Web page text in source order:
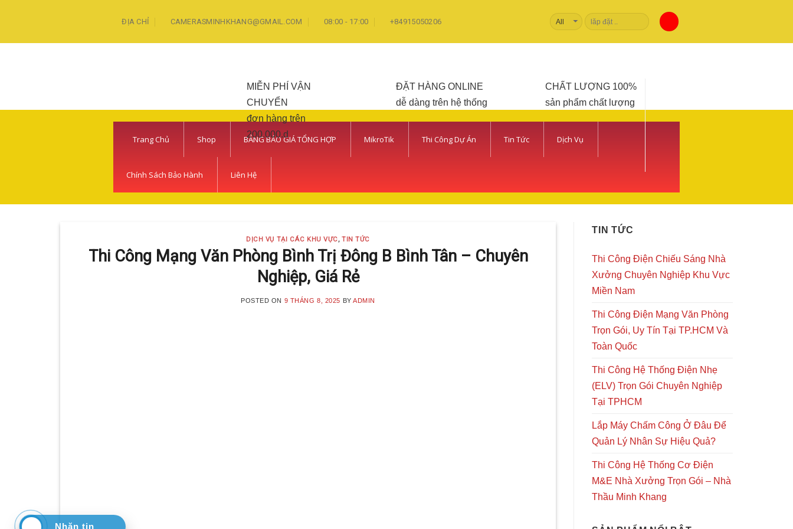
ĐỊA CHỈ CAMERASMINHKHANG@GMAIL.COM 08:00 - 17:00 +84915050206
Tìm
kiếm:
MIỄN PHÍ VẬN
CHUYỂN
đơn hàng trên
200.000.d
ĐẶT HÀNG ONLINE
dễ dàng trên hệ thống
CHẤT LƯỢNG 100%
sản phẩm chất lượng
Trang Chủ Shop BẢNG BÁO GIÁ TỔNG HỢP MikroTik Thi Công Dự Án Tin Tức Dịch Vụ
Chính Sách Bảo Hành Liên Hệ
DỊCH VỤ TẠI CÁC KHU VỰC,TIN TỨC
Thi Công Mạng Văn Phòng Bình Trị Đông B Bình Tân – Chuyên
Nghiệp, Giá Rẻ
POSTED ON 9 THÁNG 8, 2025 BYADMIN
TIN TỨC
Thi Công Điện Chiếu Sáng Nhà
Xưởng Chuyên Nghiệp Khu Vực
Miền Nam
Thi Công Điện Mạng Văn Phòng
Trọn Gói, Uy Tín Tại TP.HCM Và
Toàn Quốc
Thi Công Hệ Thống Điện Nhẹ
(ELV) Trọn Gói Chuyên Nghiệp
Tại TPHCM
Lắp Máy Chấm Công Ở Đâu Để
Quản Lý Nhân Sự Hiệu Quả?
Thi Công Hệ Thống Cơ Điện
M&E Nhà Xưởng Trọn Gói – Nhà
Thầu Minh Khang
Nhăn tin